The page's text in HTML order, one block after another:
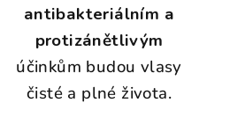
antibakteriálním a
protizánětlivým
účinkům budou vlasy
čisté a plné života.